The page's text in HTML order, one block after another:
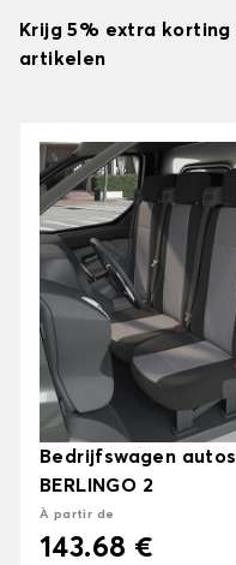
Krijg 5% extra
artikelen
Bedrijfswagen
BERLINGO 2
À partir de
143.68 €